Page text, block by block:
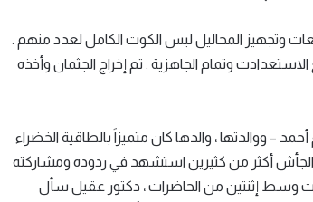
وتجهيز المحاليل لبس الكوت الكامل لعدد منهم .
وتمام الجاهزية . تم إخراج الجثمان وأخذه
– ووالدتها ، والدها كان متميزاً بالطاقية الخضراء
أكثر من كثيرين استشهد في ردوده ومشاركته
وسط إثنتين من الحاضرات ، دكتور عقيل سأل